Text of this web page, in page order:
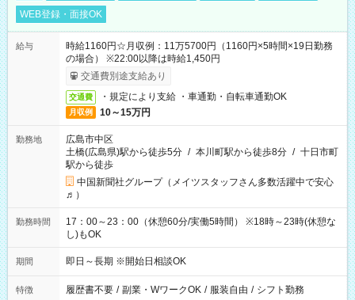
WEB登録・面接OK
給与
時給1160円☆月収例：11万5700円（1160円×5時間×19日勤務
の場合） ※22:00以降は時給1,450円
交通費別途支給あり
交通費 ・規定により支給 ・車通勤・自転車通勤OK
月収例 10～15万円
勤務地
広島市中区
土橋(広島県)駅から徒歩5分 / 本川町駅から徒歩8分 / 十日市町
駅から徒歩
中国新聞社グループ（メイツスタッフさん多数活躍中で安心
♬）
勤務時間
17：00～23：00（休憩60分/実働5時間） ※18時～23時(休憩な
し)もOK
期間 即日～長期 ※開始日相談OK
特徴 履歴書不要 / 副業・WワークOK / 服装自由 / シフト勤務